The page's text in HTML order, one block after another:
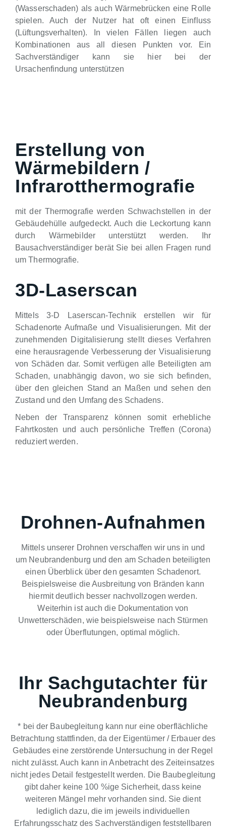
(Wasserschaden) als auch Wärmebrücken eine Rolle
spielen. Auch der Nutzer hat oft einen Einfluss
(Lüftungsverhalten). In vielen Fällen liegen auch
Kombinationen aus all diesen Punkten vor. Ein
Sachverständiger kann sie hier bei der
Ursachenfindung unterstützen
Erstellung von
Wärmebildern /
Infrarotthermografie
mit der Thermografie werden Schwachstellen in der
Gebäudehülle aufgedeckt. Auch die Leckortung kann
durch Wärmebilder unterstützt werden. Ihr
Bausachverständiger berät Sie bei allen Fragen rund
um Thermografie.
3D-Laserscan
Mittels 3-D Laserscan-Technik erstellen wir für
Schadenorte Aufmaße und Visualisierungen. Mit der
zunehmenden Digitalisierung stellt dieses Verfahren
eine herausragende Verbesserung der Visualisierung
von Schäden dar. Somit verfügen alle Beteiligten am
Schaden, unabhängig davon, wo sie sich befinden,
über den gleichen Stand an Maßen und sehen den
Zustand und den Umfang des Schadens.
Neben der Transparenz können somit erhebliche
Fahrtkosten und auch persönliche Treffen (Corona)
reduziert werden.
Drohnen-Aufnahmen
Mittels unserer Drohnen verschaffen wir uns in und
um Neubrandenburg und den am Schaden beteiligten
einen Überblick über den gesamten Schadenort.
Beispielsweise die Ausbreitung von Bränden kann
hiermit deutlich besser nachvollzogen werden.
Weiterhin ist auch die Dokumentation von
Unwetterschäden, wie beispielsweise nach Stürmen
oder Überflutungen, optimal möglich.
Ihr Sachgutachter für
Neubrandenburg
* bei der Baubegleitung kann nur eine oberflächliche
Betrachtung stattfinden, da der Eigentümer / Erbauer des
Gebäudes eine zerstörende Untersuchung in der Regel
nicht zulässt. Auch kann in Anbetracht des Zeiteinsatzes
nicht jedes Detail festgestellt werden. Die Baubegleitung
gibt daher keine 100 %ige Sicherheit, dass keine
weiteren Mängel mehr vorhanden sind. Sie dient
lediglich dazu, die im jeweils individuellen
Erfahrungsschatz des Sachverständigen feststellbaren